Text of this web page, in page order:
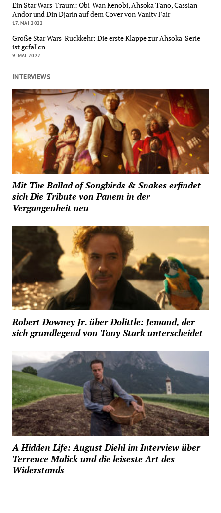
Ein Star Wars-Traum: Obi-Wan Kenobi, Ahsoka Tano, Cassian
Andor und Din Djarin auf dem Cover von Vanity Fair
17. MAI 2022
Große Star Wars-Rückkehr: Die erste Klappe zur Ahsoka-Serie
ist gefallen
9. MAI 2022
INTERVIEWS
Mit The Ballad of Songbirds & Snakes erfindet
sich Die Tribute von Panem in der
Vergangenheit neu
Robert Downey Jr. über Dolittle: Jemand, der
sich grundlegend von Tony Stark unterscheidet
A Hidden Life: August Diehl im Interview über
Terrence Malick und die leiseste Art des
Widerstands